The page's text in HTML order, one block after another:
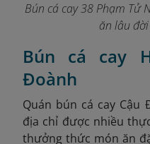
Bún cá cay 38 Phạm Tử
ăn lâu
Bún cá cay
Đoành
Quán bún cá cay
địa chỉ được nhiều
thưởng thức món ăn